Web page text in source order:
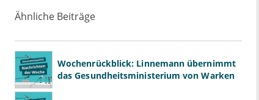
Ähnliche Beiträge
Wochenrückblick: Linnemann übernimmt
das Gesundheitsministerium von Warken